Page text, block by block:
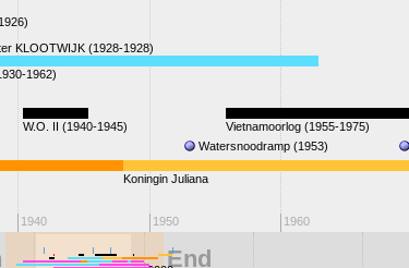
1940 1950 1960
Vietnamoorlog (1955-1975)
Watersnoodramp (1953)
Koningin Juliana
W.O. II (1940-1945)
1962)
KLOOTWIJK (1928-1928)
End